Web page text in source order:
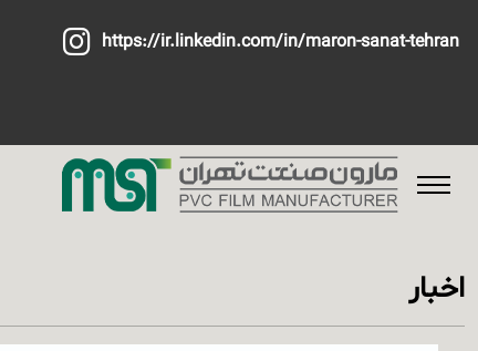
https://ir.linkedin.com/in/maron-sanat-tehran
اخبار